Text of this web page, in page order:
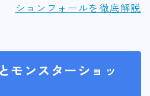
ションフォールを徹底解説
モンスターショッ